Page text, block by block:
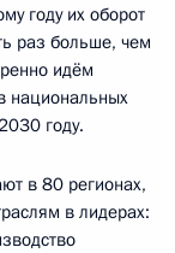
году их оборот
раз больше, чем
идём
национальных
году.
в 80 регионах,
в лидерах: